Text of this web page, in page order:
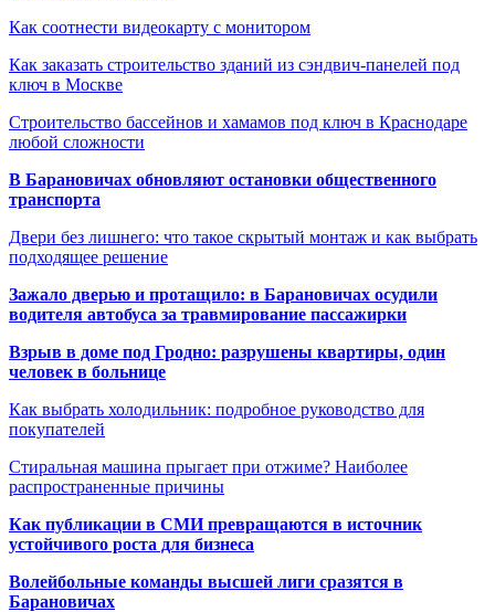
Как соотнести видеокарту с монитором
Как заказать строительство зданий из сэндвич-панелей под
ключ в Москве
Строительство бассейнов и хамамов под ключ в Краснодаре
любой сложности
В Барановичах обновляют остановки общественного
транспорта
Двери без лишнего: что такое скрытый монтаж и как выбрать
подходящее решение
Зажало дверью и протащило: в Барановичах осудили
водителя автобуса за травмирование пассажирки
Взрыв в доме под Гродно: разрушены квартиры, один
человек в больнице
Как выбрать холодильник: подробное руководство для
покупателей
Стиральная машина прыгает при отжиме? Наиболее
распространенные причины
Как публикации в СМИ превращаются в источник
устойчивого роста для бизнеса
Волейбольные команды высшей лиги сразятся в
Барановичах